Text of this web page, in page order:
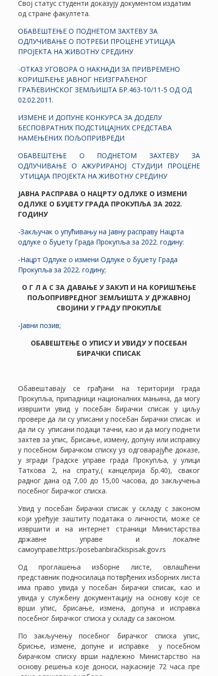
Свој статус студенти доказују документом издатим
од стране факултета.
ОБАВЕШТЕЊЕ О ПОДНЕТОМ ЗАХТЕВУ ЗА
ОДЛУЧИВАЊЕ О ПОТРЕБИ ПРОЦЕНЕ УТИЦАЈА
ПРОЈЕКТА НА ЖИВОТНУ СРЕДИНУ
-ОТКАЗ УГОВОРА О НАКНАДИ ЗА ПРИВРЕМЕНО
КОРИШЋЕЊЕ ЈАВНОГ НЕИЗГРАЂЕНОГ
ГРАЂЕВИНСКОГ ЗЕМЉИШТА БР.463-10/11-5 ОД ОД
02.02.2011.
ИЗМЕНЕ И ДОПУНЕ КОНКУРСА ЗА ДОДЕЛУ
БЕСПОВРАТНИХ ПОДСТИЦАЈНИХ СРЕДСТАВА
НАМЕЊЕНИХ ПОЉОПРИВРЕДИ
ОБАВЕШТЕЊЕ О ПОДНЕТОМ ЗАХТЕВУ ЗА
ОДЛУЧИВАЊЕ О АЖУРИРАНОЈ СТУДИЈИ ПРОЦЕНЕ
УТИЦАЈА ПРОЈЕКТА НА ЖИВОТНУ СРЕДИНУ
ЈАВНА РАСПРАВА О НАЦРТУ ОДЛУКЕ О ИЗМЕНИ
ОДЛУКЕ О БУЏЕТУ ГРАДА ПРОКУПЉА ЗА2022.
ГОДИНУ
-Закључак о упућивању на Јавну расправу Нацрта
одлуке о буџету Града Прокупља за 2022. годину:
-Нацрт Одлуке о измени Одлуке о буџету Града
Прокупља за 2022. годину;
О Г Л А С ЗА ДАВАЊЕ У ЗАКУП И НА КОРИШЋЕЊЕ
ПОЉОПРИВРЕДНОГ ЗЕМЉИШТА У ДРЖАВНОЈ
СВОЈИНИ У ГРАДУ ПРОКУПЉЕ
-Јавни позив;
ОБАВЕШТЕЊЕ О УПИСУ И УВИДУ У ПОСЕБАН
БИРАЧКИ СПИСАК
Обавештавају се грађани на територији града
Прокупља, припадници националних мањина, да могу
извршити увид у посебан бирачки списак у циљу
провере да ли су уписани у посебан бирачки списак и
да ли су уписани подаци тачни, као и да могу поднети
захтев за упис, брисање, измену, допуну или исправку
у посебном бирачком списку уз одговарајуће доказе,
у згради Градске управе града Прокупља, у улици
Таткова 2, на спрату,( канцелрија бр.40), сваког
радног дана од 7,00 до 15,00 часова, до закључења
посебног бирачког списка.
Увид у посебан бирачки списак у складу с законом
који уређује заштиту података о личности, може се
извршити и на интернет страници Министарства
државне управе и локалне
самоуправе:https:/posebanbiračkispisak.gov.rs
Од проглашења изборне листе, овлашћени
представник подносилаца потврђених изборних листа
има право увида у посебан бирачки списак, као и
увида у службену документацију на основу које се
врши упис, брисање, измена, допуна и исправка
посебног бирачког списка у складу са законом.
По закључењу посебног бирачког списка упис,
брисње, измене, допуне и исправке у посебном
бирачком списку врши надлежно Министарство на
основу решења које доноси, најкасније 72 часа пре